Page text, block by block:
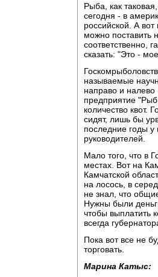
Рыба, как
сегодня - в
российской. А вот
можно поставить
соответственно,
сказать: "Это -
называемые
направо и налево
предприятие
количество квот.
сидят, лишь бы
последние годы у
руководителей.
Мало того, что в
местах. Вот на
Камчатской
на лосось, в
не знал, что
Нужны были
чтобы выплатить
всегда
Пока вот все не
торговать.
Марина Катыс: